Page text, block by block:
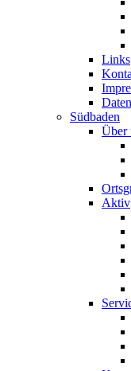
Links
Südbaden
Über
Aktiv